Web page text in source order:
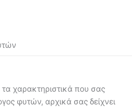
χαρακτηριστικά που σας
φυτών, αρχικά σας δείχνει